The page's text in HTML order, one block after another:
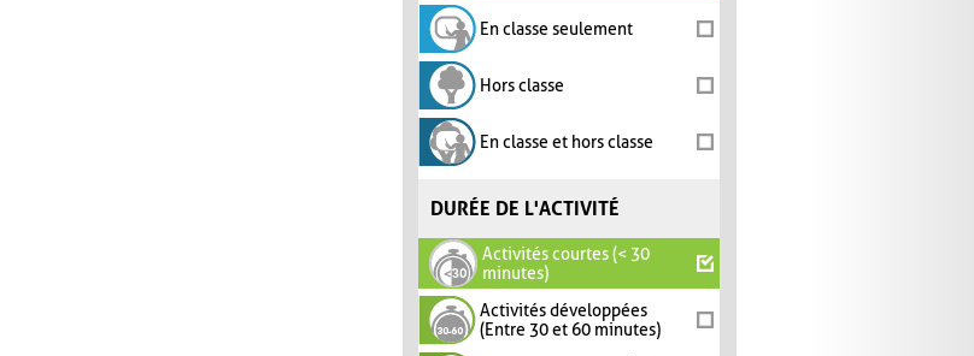
En classe seulement
Hors classe
En classe et hors classe
DURÉE DE L'ACTIVITÉ
Activités courtes (< 30
minutes)
Activités développées
(Entre 30 et 60 minutes)